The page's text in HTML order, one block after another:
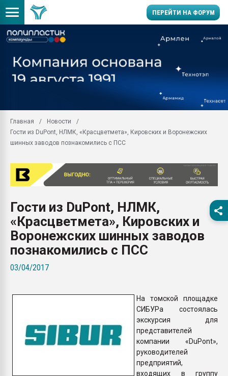
ПЕРЕЙТИ НА ФОРУМ
универсальны, что
умельцы изготовили
Продажа готового
производство SPC
29.07.2026 ФРП помог
Помощь в подборе
Вакуум-формовочные
Подмосковье, Москва
28.07.2026
первый план в
пластмасс
Главная
Новости
Гости из DuPont, НЛМК, «Красцветмета», Кировских и Воронежских
шинных заводов познакомились с ПСС
Гости из DuPont, НЛМК,
«Красцветмета», Кировских и
Воронежских шинных заводов
познакомились с ПСС
03/04/2017
На томской площадке
СИБУРа состоялась
экскурсия для
представителей
компании «DuPont»,
руководителей
предприятий,
входящих в группу